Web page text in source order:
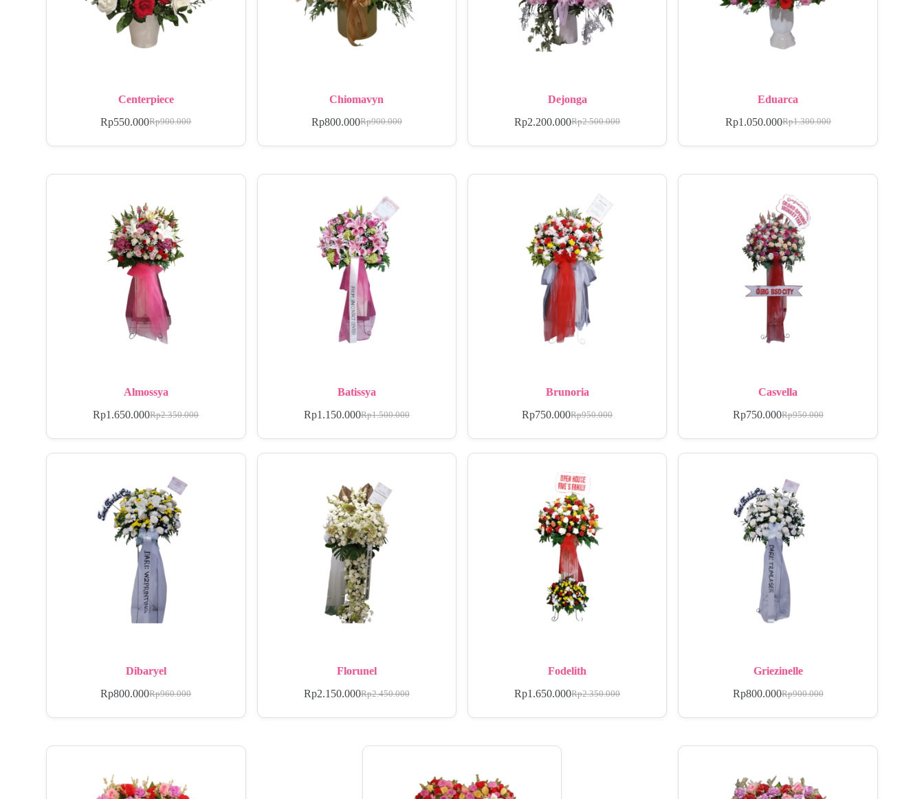
Centerpiece
Rp900.000
Rp550.000
Chiomavyn
Rp900.000
Rp800.000
Dejonga
Rp2.500.000
Rp2.200.000
Eduarca
Rp1.300.000
Rp1.050.000
Almossya
Rp2.350.000
Rp1.650.000
Batissya
Rp1.500.000
Rp1.150.000
Brunoria
Rp950.000
Rp750.000
Casvella
Rp950.000
Rp750.000
Dibaryel
Rp960.000
Rp800.000
Florunel
Rp2.450.000
Rp2.150.000
Fodelith
Rp2.350.000
Rp1.650.000
Griezinelle
Rp900.000
Rp800.000